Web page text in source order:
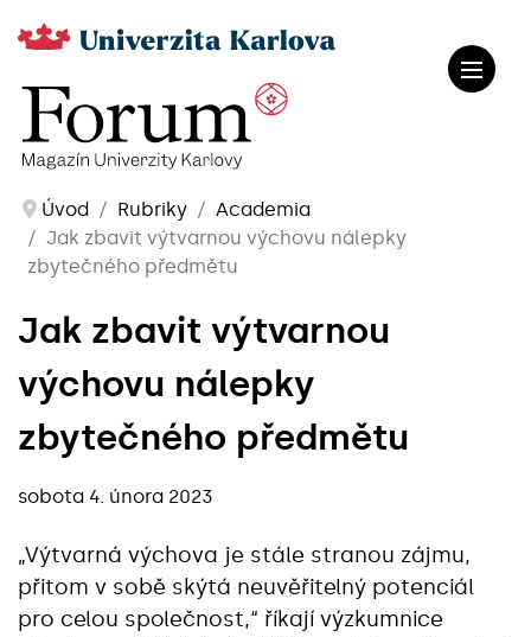
Úvod Rubriky
Academia
Jak zbavit výtvarnou výchovu nálepky
zbytečného předmětu
Jak zbavit výtvarnou
výchovu nálepky
zbytečného předmětu
sobota 4. února 2023
„Výtvarná výchova je stále stranou zájmu,
přitom v sobě skýtá neuvěřitelný potenciál
pro celou společnost,“ říkají výzkumnice